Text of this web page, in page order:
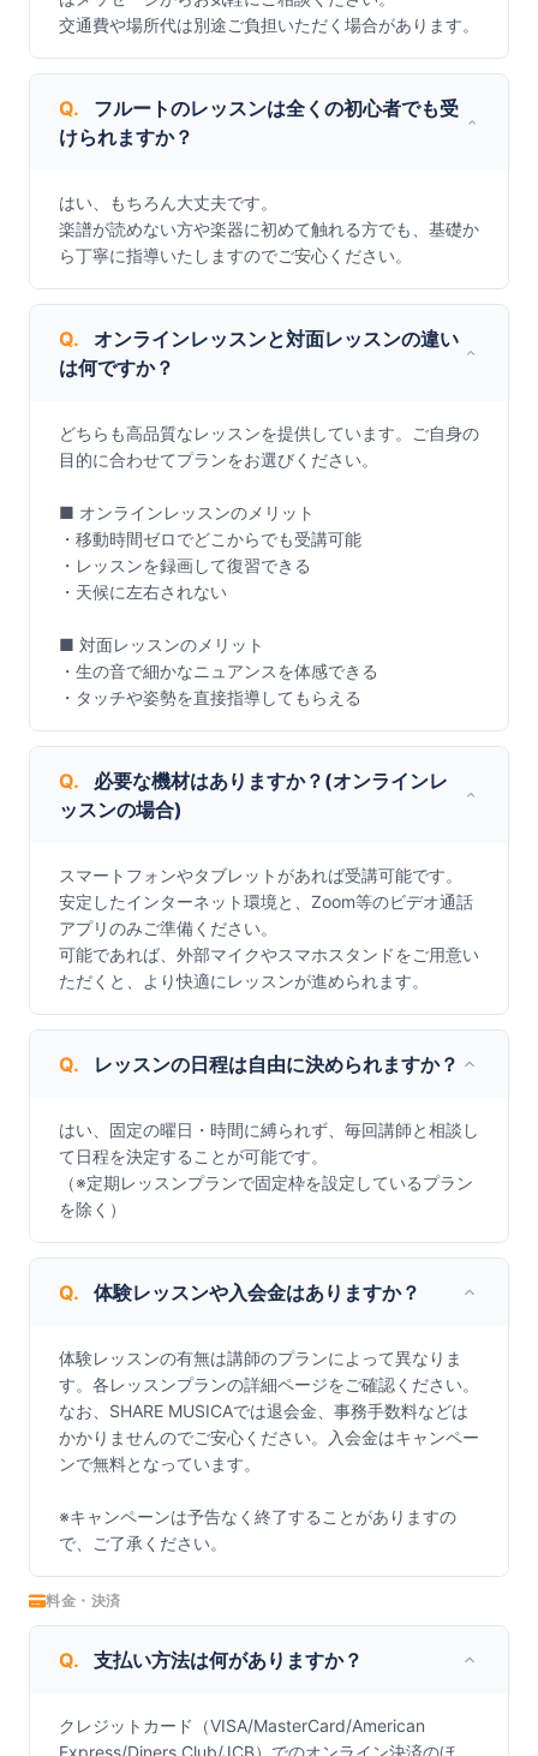
交通費や場所代は別途ご負担いただく場合があります。
Q.
フルートのレッスンは全くの初心者でも受
けられますか？
はい、もちろん大丈夫です。
楽譜が読めない方や楽器に初めて触れる方でも、基礎か
ら丁寧に指導いたしますのでご安心ください。
Q.
オンラインレッスンと対面レッスンの違い
は何ですか？
どちらも高品質なレッスンを提供しています。ご自身の
目的に合わせてプランをお選びください。
■ オンラインレッスンのメリット
・移動時間ゼロでどこからでも受講可能
・レッスンを録画して復習できる
・天候に左右されない
■ 対面レッスンのメリット
・生の音で細かなニュアンスを体感できる
・タッチや姿勢を直接指導してもらえる
Q.
必要な機材はありますか？(オンラインレ
ッスンの場合)
スマートフォンやタブレットがあれば受講可能です。
安定したインターネット環境と、Zoom等のビデオ通話
アプリのみご準備ください。
可能であれば、外部マイクやスマホスタンドをご用意い
ただくと、より快適にレッスンが進められます。
Q. レッスンの日程は自由に決められますか？
はい、固定の曜日・時間に縛られず、毎回講師と相談し
て日程を決定することが可能です。
（※定期レッスンプランで固定枠を設定しているプラン
を除く）
Q. 体験レッスンや入会金はありますか？
体験レッスンの有無は講師のプランによって異なりま
す。各レッスンプランの詳細ページをご確認ください。
なお、SHARE MUSICAでは退会金、事務手数料などは
かかりませんのでご安心ください。入会金はキャンペー
ンで無料となっています。
※キャンペーンは予告なく終了することがありますの
で、ご了承ください。
料金・決済
Q. 支払い方法は何がありますか？
クレジットカード（VISA/MasterCard/American
Express/Diners Club/JCB）でのオンライン決済のほ